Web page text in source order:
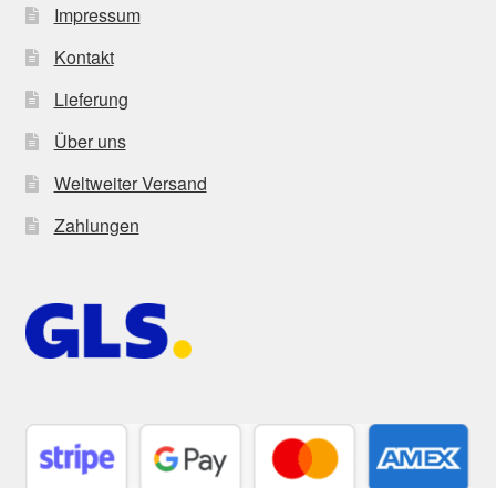
Impressum
Kontakt
Lieferung
Über uns
Weltweiter Versand
Zahlungen